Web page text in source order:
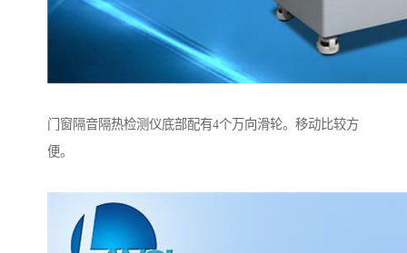
门窗隔音隔热检测仪底部配有4个万向滑轮。移动比较方
便。